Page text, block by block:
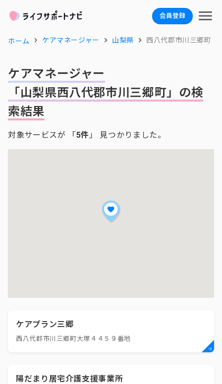
会員登録
ホーム ケアマネージャー 山梨県 西八代郡市川三郷町
ケアマネージャー
「山梨県西八代郡市川三郷町」の検
索結果
対象サービスが 「5件 」 見つかりました。
ケアプラン三郷
西八代郡市川三郷町大塚４４５９番地
陽だまり居宅介護支援事業所